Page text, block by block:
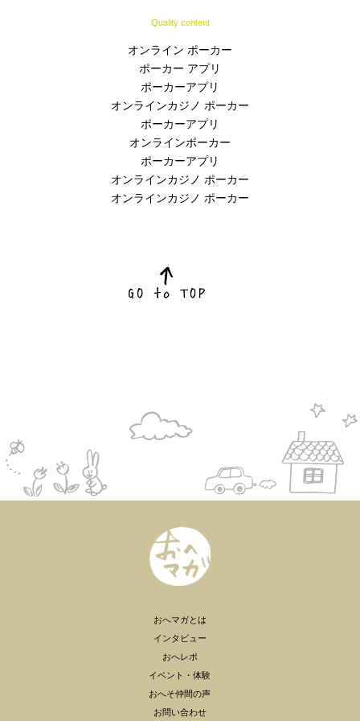
Quality content
オンライン ポーカー
ポーカー アプリ
ポーカーアプリ
オンラインカジノ ポーカー
ポーカーアプリ
オンラインポーカー
ポーカーアプリ
オンラインカジノ ポーカー
オンラインカジノ ポーカー
おへマガとは
インタビュー
おへレポ
イベント・体験
おへそ仲間の声
お問い合わせ